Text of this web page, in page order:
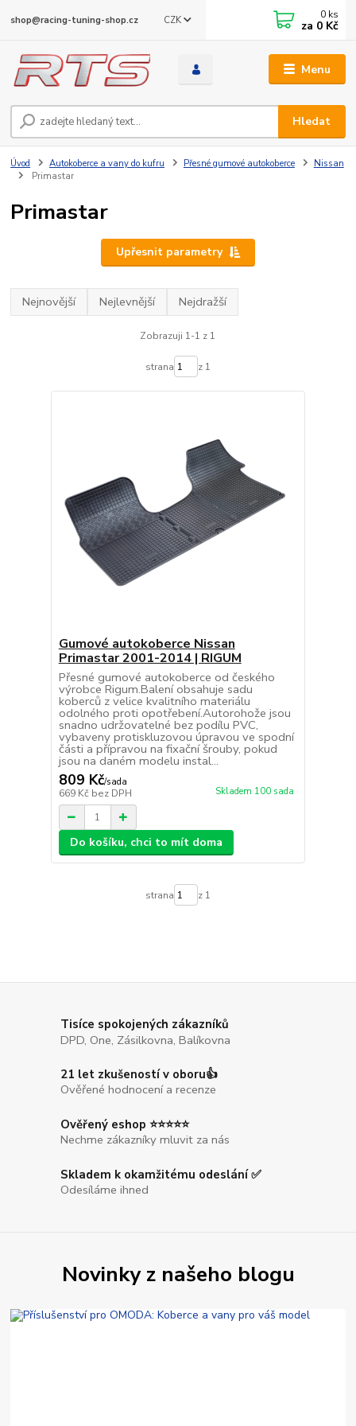
Menu
CZK
Hledat
shop@racing-tuning-shop.cz 0 ks
za 0 Kč
Úvod Autokoberce a vany do kufru Přesné gumové autokoberce
Nissan
Primastar
Primastar
Upřesnit parametry
Nejnovější Nejlevnější Nejdražší
Zobrazuji 1-1 z 1
strana z 1
Gumové autokoberce Nissan
Primastar 2001-2014 | RIGUM
Přesné gumové autokoberce od českého
výrobce Rigum.Balení obsahuje sadu
koberců z velice kvalitního materiálu
odolného proti opotřebení.Autorohože jsou
snadno udržovatelné bez podílu PVC,
vybaveny protiskluzovou úpravou ve spodní
části a přípravou na fixační šrouby, pokud
jsou na daném modelu instal...
809 Kč/sada
669 Kč bez DPH Skladem 100 sada
Do košíku, chci to mít doma
strana z 1
Tisíce spokojených zákazníků
DPD, One, Zásilkovna, Balíkovna
21 let zkušeností v oboru👍
Ověřené hodnocení a recenze
Ověřený eshop ⭐⭐⭐⭐⭐
Nechme zákazníky mluvit za nás
Skladem k okamžitému odeslání ✅
Odesíláme ihned
Novinky z našeho blogu